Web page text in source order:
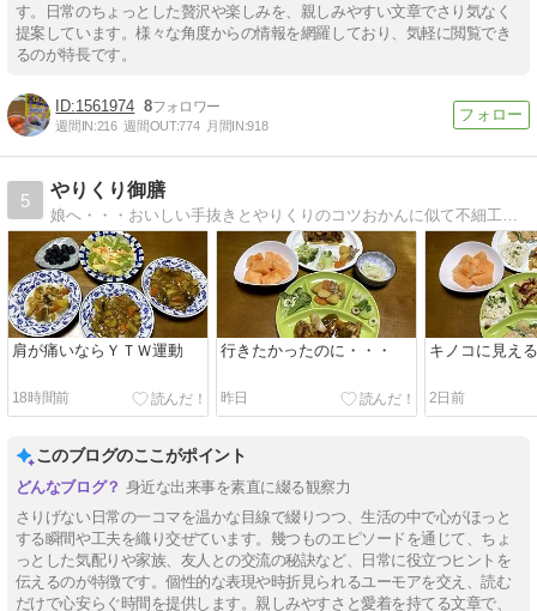
す。日常のちょっとした贅沢や楽しみを、親しみやすい文章でさり気なく
提案しています。様々な角度からの情報を網羅しており、気軽に閲覧でき
るのが特長です。
1561974 8
週間IN:216 週間OUT:774 月間IN:918
5
やりくり御膳
肩が痛いならＹＴＷ運動
18時間前
行きたかったのに・・・
昨日
キノコに見える
2日前
このブログのここがポイント
身近な出来事を素直に綴る観察力
さりげない日常の一コマを温かな目線で綴りつつ、生活の中で心がほっと
する瞬間や工夫を織り交ぜています。幾つものエピソードを通じて、ちょ
っとした気配りや家族、友人との交流の秘訣など、日常に役立つヒントを
伝えるのが特徴です。個性的な表現や時折見られるユーモアを交え、読む
だけで心安らぐ時間を提供します。親しみやすさと愛着を持てる文章で、